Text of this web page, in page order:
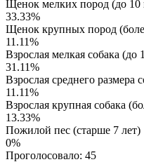
Щенок мелких пород (до 10
33.33%
Щенок крупных пород
11.11%
Взрослая мелкая собака (до
31.11%
Взрослая среднего размера
11.11%
Взрослая крупная собака
13.33%
Пожилой пес (старше 7 лет)
0%
Проголосовало: 45